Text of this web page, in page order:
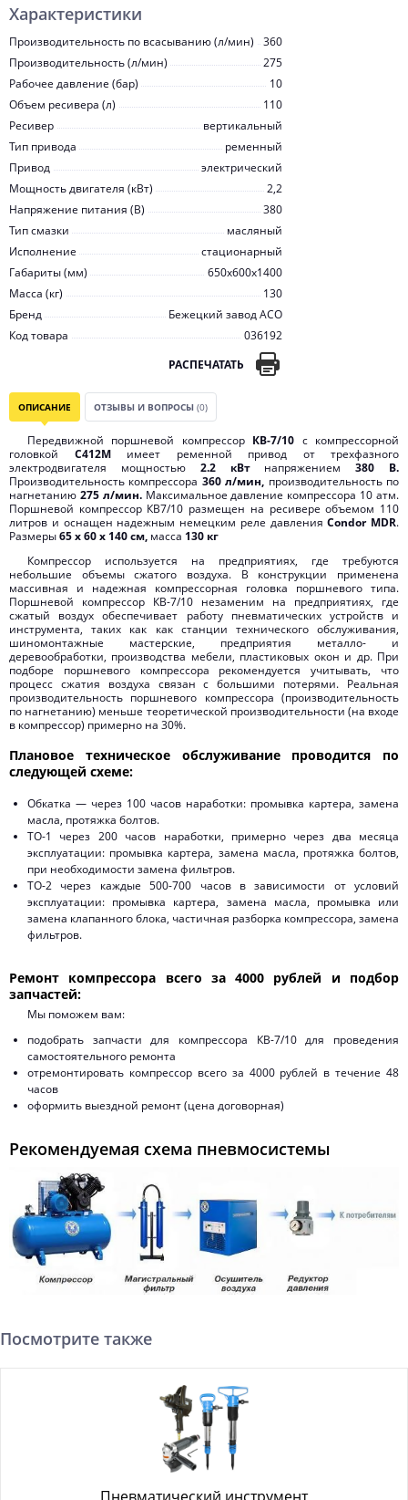
Характеристики
Производительность по всасыванию (л/мин)
360
Производительность (л/мин)
275
Рабочее давление (бар)
10
Объем ресивера (л)
110
Ресивер
вертикальный
Тип привода
ременный
Привод
электрический
Мощность двигателя (кВт)
2,2
Напряжение питания (В)
380
Тип смазки
масляный
Исполнение
стационарный
Габариты (мм)
650х600х1400
Масса (кг)
130
Бренд
Бежецкий завод АСО
Код товара
036192
РАСПЕЧАТАТЬ
ОПИСАНИЕ ОТЗЫВЫ И ВОПРОСЫ (0)
Передвижной поршневой компрессор КВ-7/10 с компрессорной
головкой С412Мимеет ременной привод от трехфазного
электродвигателя мощностью 2.2 кВтнапряжением380 В.
Производительность компрессора 360 л/мин, производительность по
нагнетанию 275 л/мин.Максимальное давление компрессора 10 атм.
Поршневой компрессор КВ7/10 размещен на ресивере объемом 110
литров и оснащен надежным немецким реле давленияCondor MDR.
Размеры65 х 60 х 140 см, масса 130 кг
Компрессор используется на предприятиях, где требуются
небольшие объемы сжатого воздуха. В конструкции применена
массивная и надежная компрессорная головка поршневого типа.
Поршневой компрессор КВ-7/10 незаменим на предприятиях, где
сжатый воздух обеспечивает работу пневматических устройств и
инструмента, таких как как станции технического обслуживания,
шиномонтажные мастерские, предприятия металло- и
деревообработки, производства мебели, пластиковых окон и др. При
подборе поршневого компрессора рекомендуется учитывать, что
процесс сжатия воздуха связан с большими потерями. Реальная
производительность поршневого компрессора (производительность
по нагнетанию) меньше теоретической производительности (на входе
в компрессор) примерно на 30%.
Плановое техническое обслуживание проводится по
следующей схеме:
Обкатка — через 100 часов наработки: промывка картера, замена
масла, протяжка болтов.
ТО-1 через 200 часов наработки, примерно через два месяца
эксплуатации: промывка картера, замена масла, протяжка болтов,
при необходимости замена фильтров.
ТО-2 через каждые 500-700 часов в зависимости от условий
эксплуатации: промывка картера, замена масла, промывка или
замена клапанного блока, частичная разборка компрессора, замена
фильтров.
Ремонт компрессора всего за 4000 рублей и подбор
запчастей:
Мы поможем вам:
подобрать запчасти для компрессора КВ-7/10 для проведения
самостоятельного ремонта
отремонтировать компрессор всего за 4000 рублей в течение 48
часов
оформить выездной ремонт (цена договорная)
Рекомендуемая схема пневмосистемы
Посмотрите также